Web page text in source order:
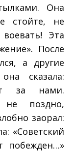
Она
стойте, не
Эта
После
а другие
сказала:
за нами.
не поздно,
заорал:
«Советский
побежден…»